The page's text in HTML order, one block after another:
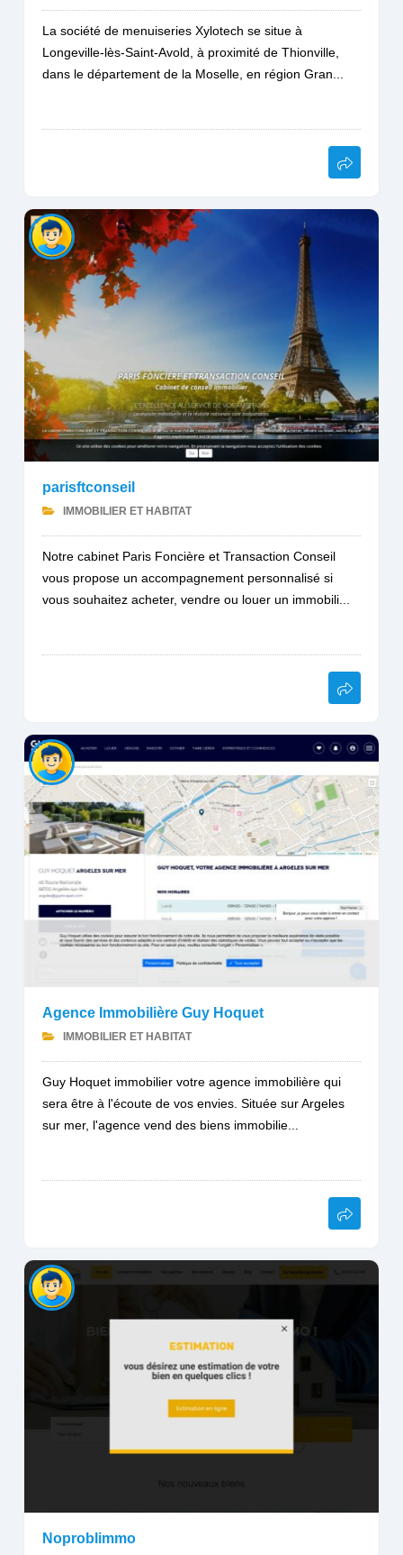
La société de menuiseries Xylotech se situe à
Longeville-lès-Saint-Avold, à proximité de Thionville,
dans le département de la Moselle, en région Gran...
parisftconseil
IMMOBILIER ET HABITAT
Notre cabinet Paris Foncière et Transaction Conseil
vous propose un accompagnement personnalisé si
vous souhaitez acheter, vendre ou louer un immobili...
Agence Immobilière Guy Hoquet
IMMOBILIER ET HABITAT
Guy Hoquet immobilier votre agence immobilière qui
sera être à l'écoute de vos envies. Située sur Argeles
sur mer, l'agence vend des biens immobilie...
Noproblimmo